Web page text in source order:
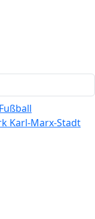
Fußball
Karl-Marx-Stadt